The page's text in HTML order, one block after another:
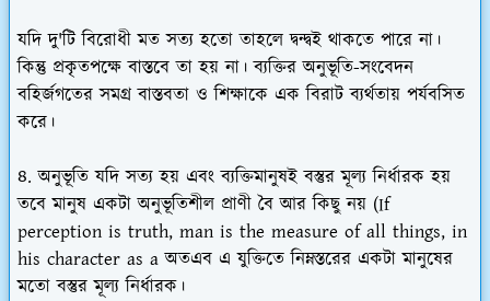
যদি দু'টি বিরোধী মত সত্য হতো তাহলে দ্বন্দ্বই থাকতে পারে না।
কিন্তু প্রকৃতপক্ষে বাস্তবে তা হয় না। ব্যক্তির অনুভূতি-সংবেদন
বহির্জগতের সমগ্র বাস্তবতা ও শিক্ষাকে এক বিরাট ব্যর্থতায় পর্যবসিত
করে।
৪. অনুভূতি যদি সত্য হয় এবং ব্যক্তিমানুষই বস্তুর মূল্য নির্ধারক হয়
তবে মানুষ একটা অনুভূতিশীল প্রাণী বৈ আর কিছু নয় (If
perception is truth, man is the measure of all things, in
his character as a অতএব এ যুক্তিতে নিম্নস্তরের একটা মানুষের
মতো বস্তুর মূল্য নির্ধারক।